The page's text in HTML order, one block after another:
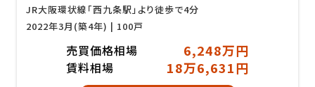
JR大阪環状線「西九条駅」より徒歩で4分
2022年3月(築4年) | 100戸
売買価格相場 6,248万円
賃料相場 18万6,631円